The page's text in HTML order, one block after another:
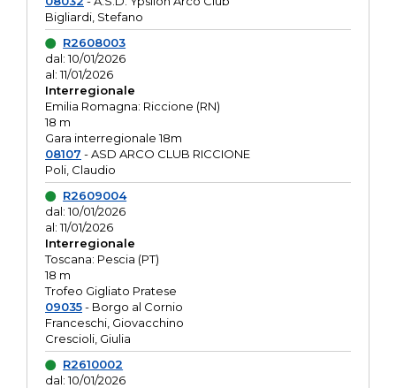
Bigliardi, Stefano
R2608003
dal: 10/01/2026
al: 11/01/2026
Interregionale
Emilia Romagna: Riccione (RN)
18 m
Gara interregionale 18m
08107 - ASD ARCO CLUB RICCIONE
Poli, Claudio
R2609004
dal: 10/01/2026
al: 11/01/2026
Interregionale
Toscana: Pescia (PT)
18 m
Trofeo Gigliato Pratese
09035- Borgo al Cornio
Franceschi, Giovacchino
Crescioli, Giulia
R2610002
dal: 10/01/2026